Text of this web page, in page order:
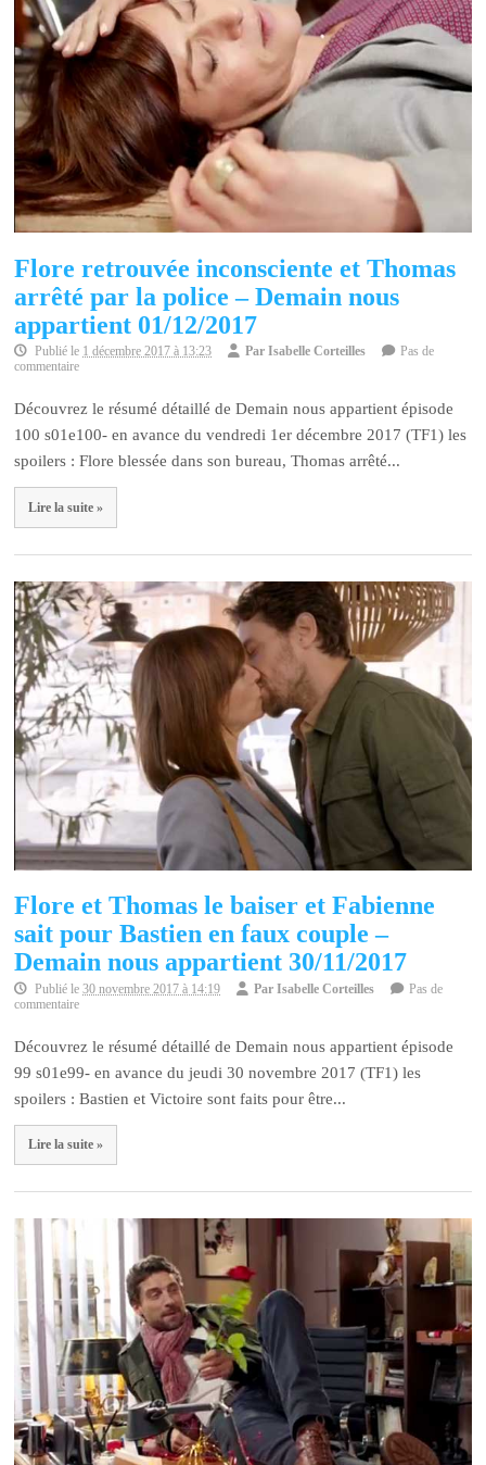
Flore retrouvée inconsciente et Thomas
arrêté par la police – Demain nous
appartient 01/12/2017
Publié le 1 décembre 2017 à 13:23 ParIsabelle Corteilles
Pas de
commentaire
Découvrez le résumé détaillé de Demain nous appartient épisode
100 s01e100- en avance du vendredi 1er décembre 2017 (TF1) les
spoilers : Flore blessée dans son bureau, Thomas arrêté...
Lire la suite »
Flore et Thomas le baiser et Fabienne
sait pour Bastien en faux couple –
Demain nous appartient 30/11/2017
Publié le30 novembre 2017 à 14:19 ParIsabelle Corteilles
Pas de
commentaire
Découvrez le résumé détaillé de Demain nous appartient épisode
99 s01e99- en avance du jeudi 30 novembre 2017 (TF1) les
spoilers : Bastien et Victoire sont faits pour être...
Lire la suite »